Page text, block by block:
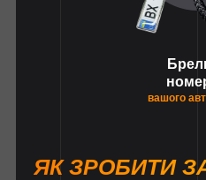
вашого
ЯК ЗРОБИТИ